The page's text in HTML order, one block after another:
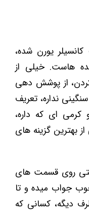
یورن شده،
‌هاست. خیلی از
کردن، از پوشش‌ دهی
نداره، تعریف
ای که داره،
بهترین گزینه ‌های
روی قسمت های
جواب میده و تا
دیگه، کسانی که